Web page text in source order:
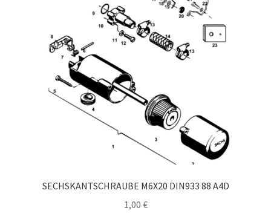
SECHSKANTSCHRAUBE M6X20 DIN933 88 A4D
1,00 €